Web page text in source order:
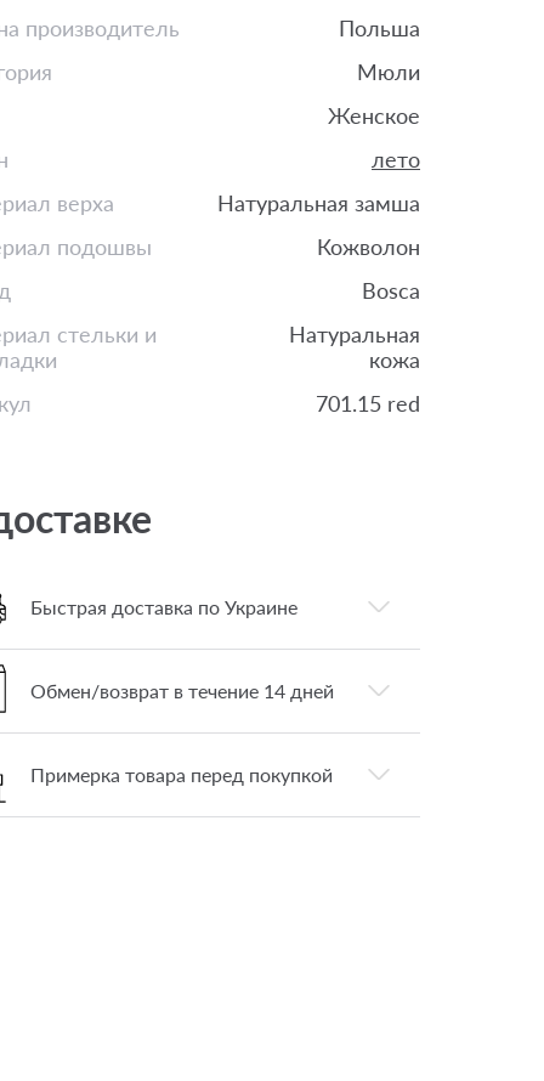
производитель
Польша
Мюли
Женское
лето
верха
Натуральная замша
подошвы
Кожволон
Bosca
стельки и
Натуральная
кожа
701.15 red
Быстрая доставка по Украине
Обмен/возврат в течение 14 дней
Примерка товара перед покупкой